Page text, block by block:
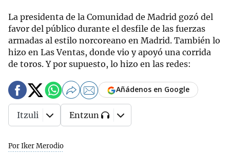
La presidenta de la Comunidad de Madrid gozó del
favor del público durante el desfile de las fuerzas
armadas al estilo norcoreano en Madrid. También lo
hizo en Las Ventas, donde vio y apoyó una corrida
de toros. Y por supuesto, lo hizo en las redes:
Por Iker Merodio
Añádenos en Google
Itzuli Entzun